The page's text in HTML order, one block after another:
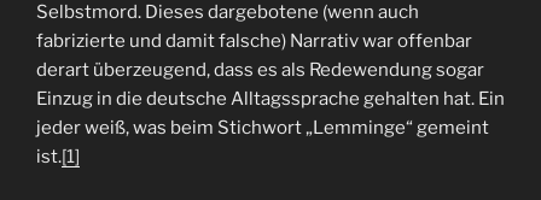
Selbstmord. Dieses dargebotene (wenn auch
fabrizierte und damit falsche) Narrativ war offenbar
derart überzeugend, dass es als Redewendung sogar
Einzug in die deutsche Alltagssprache gehalten hat. Ein
jeder weiß, was beim Stichwort „Lemminge“ gemeint
ist.[1]